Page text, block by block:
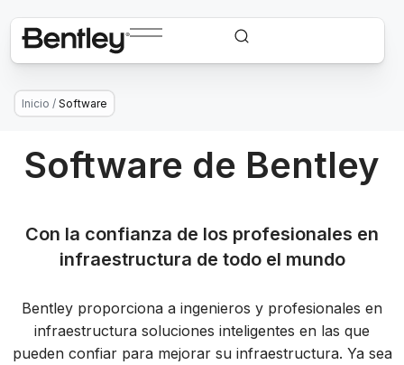
Inicio / Software
Software de Bentley
Con la confianza de los profesionales en
infraestructura de todo el mundo
Bentley proporciona a ingenieros y profesionales en
infraestructura soluciones inteligentes en las que
pueden confiar para mejorar su infraestructura. Ya sea